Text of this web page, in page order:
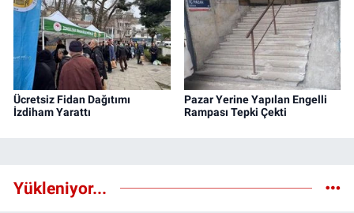
Ücretsiz Fidan Dağıtımı
İzdiham Yarattı
Pazar Yerine Yapılan Engelli
Rampası Tepki Çekti
Yükleniyor...